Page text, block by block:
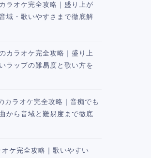
ラオケ完全攻略｜盛り上が
域・歌いやすさまで徹底解
カラオケ完全攻略｜盛り上
ラップの難易度と歌い方を
カラオケ完全攻略｜音痴でも
から音域と難易度まで徹底
ケ完全攻略｜歌いやすい